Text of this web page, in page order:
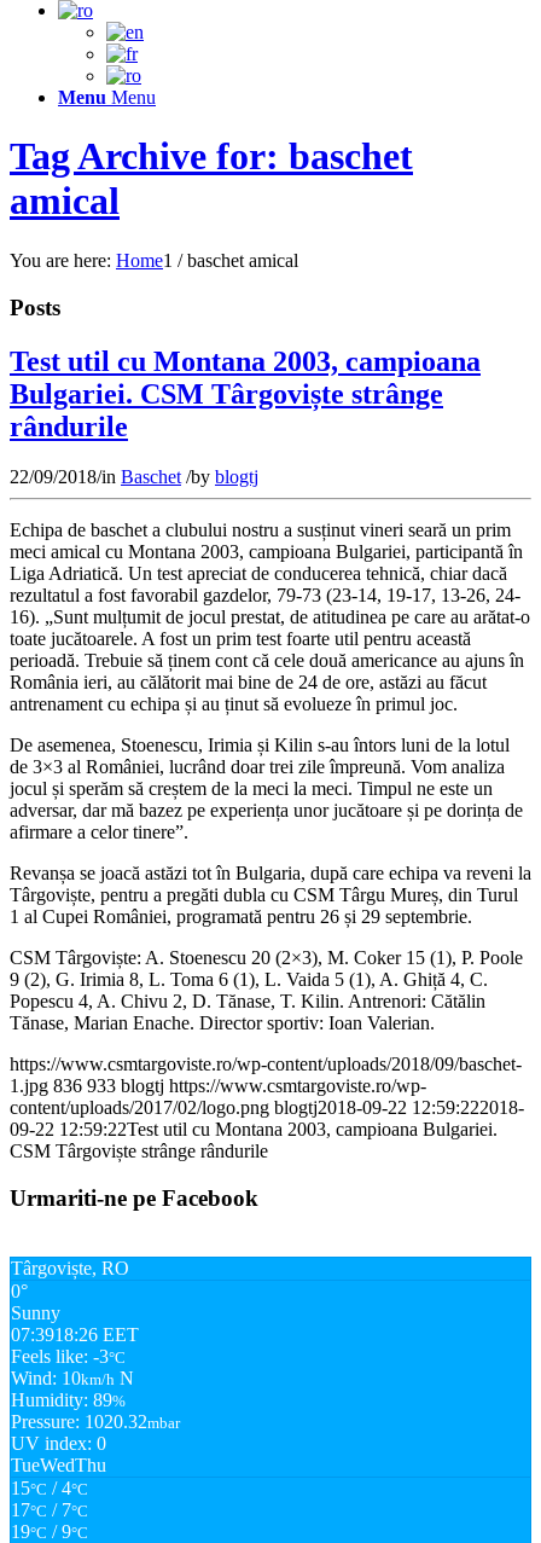
Menu Menu
Tag Archive for: baschet
amical
You are here: Home1 / baschet amical
Posts
Test util cu Montana 2003, campioana
Bulgariei. CSM Târgoviște strânge
rândurile
22/09/2018/in Baschet /by blogtj
Echipa de baschet a clubului nostru a susținut vineri seară un prim
meci amical cu Montana 2003, campioana Bulgariei, participantă în
Liga Adriatică. Un test apreciat de conducerea tehnică, chiar dacă
rezultatul a fost favorabil gazdelor, 79-73 (23-14, 19-17, 13-26, 24-
16). „Sunt mulțumit de jocul prestat, de atitudinea pe care au arătat-o
toate jucătoarele. A fost un prim test foarte util pentru această
perioadă. Trebuie să ținem cont că cele două americance au ajuns în
România ieri, au călătorit mai bine de 24 de ore, astăzi au făcut
antrenament cu echipa și au ținut să evolueze în primul joc.
De asemenea, Stoenescu, Irimia și Kilin s-au întors luni de la lotul
de 3×3 al României, lucrând doar trei zile împreună. Vom analiza
jocul și sperăm să creștem de la meci la meci. Timpul ne este un
adversar, dar mă bazez pe experiența unor jucătoare și pe dorința de
afirmare a celor tinere”.
Revanșa se joacă astăzi tot în Bulgaria, după care echipa va reveni la
Târgoviște, pentru a pregăti dubla cu CSM Târgu Mureș, din Turul
1 al Cupei României, programată pentru 26 și 29 septembrie.
CSM Târgoviște: A. Stoenescu 20 (2×3), M. Coker 15 (1), P. Poole
9 (2), G. Irimia 8, L. Toma 6 (1), L. Vaida 5 (1), A. Ghiță 4, C.
Popescu 4, A. Chivu 2, D. Tănase, T. Kilin. Antrenori: Cătălin
Tănase, Marian Enache. Director sportiv: Ioan Valerian.
https://www.csmtargoviste.ro/wp-content/uploads/2018/09/baschet-
1.jpg 836 933 blogtj https://www.csmtargoviste.ro/wp-
content/uploads/2017/02/logo.png blogtj2018-09-22 12:59:222018-
09-22 12:59:22Test util cu Montana 2003, campioana Bulgariei.
CSM Târgoviște strânge rândurile
Urmariti-ne pe Facebook
Târgoviște, RO
0°
Sunny
07:3918:26 EET
Feels like: -3°C
Wind: 10km/h N
Humidity: 89%
Pressure: 1020.32mbar
UV index: 0
TueWedThu
15°C / 4°C
17°C / 7°C
19°C / 9°C